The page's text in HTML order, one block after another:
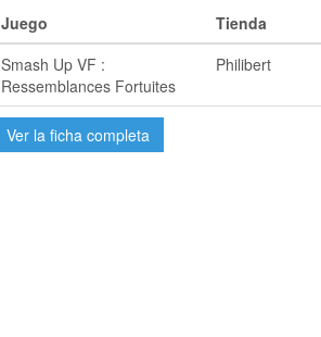
Juego Tienda
Smash Up VF :
Ressemblances Fortuites
Philibert
Ver la ficha completa